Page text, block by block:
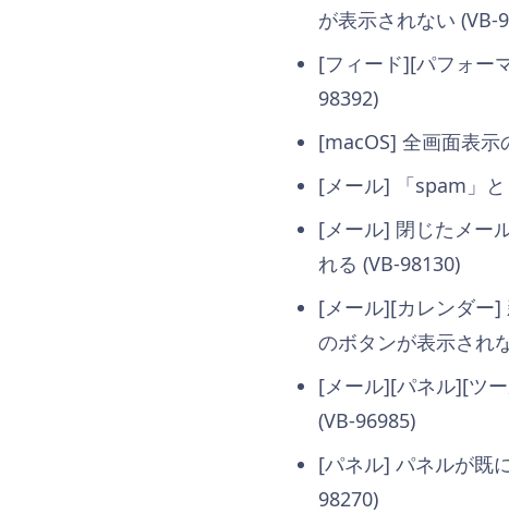
が表示されない (VB-
[フィード][パフォー
98392)
[macOS] 全画面表示
[メール] 「spam」
[メール] 閉じたメー
れる (VB-98130)
[メール][カレンダー]
のボタンが表示され
[メール][パネル][ツ
(VB-96985)
[パネル] パネルが既
98270)